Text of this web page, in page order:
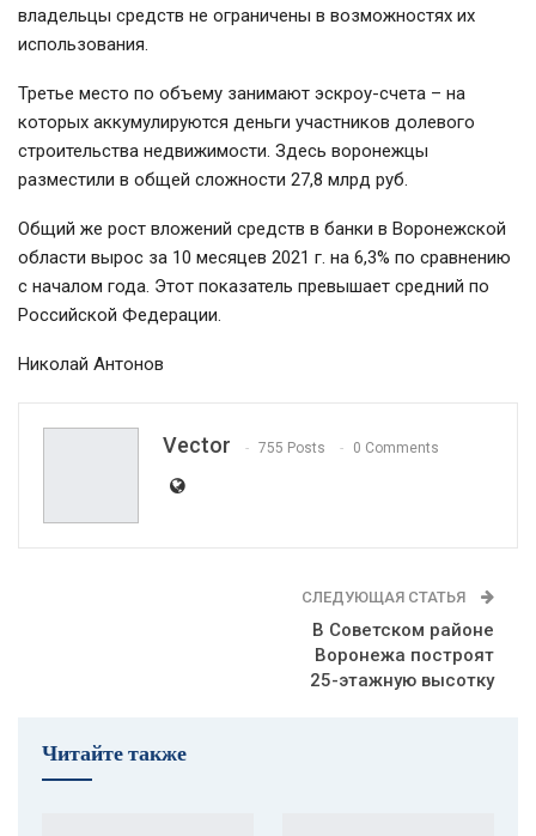
владельцы средств не ограничены в возможностях их
использования.
Третье место по объему занимают эскроу-счета – на
которых аккумулируются деньги участников долевого
строительства недвижимости. Здесь воронежцы
разместили в общей сложности 27,8 млрд руб.
Общий же рост вложений средств в банки в Воронежской
области вырос за 10 месяцев 2021 г. на 6,3% по сравнению
с началом года. Этот показатель превышает средний по
Российской Федерации.
Николай Антонов
Vector 755 Posts 0 Comments
СЛЕДУЮЩАЯ СТАТЬЯ
В Советском районе
Воронежа построят
25-этажную высотку
Читайте также